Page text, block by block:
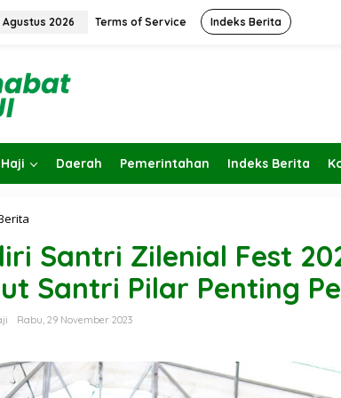
Agustus 2026 Terms of Service Indeks Berita
Haji Daerah Pemerintahan Indeks Berita
d
i
S
t
r
i
Santri Zilenial Fest
Santri Pilar Penting
Rabu, 29 November 2023